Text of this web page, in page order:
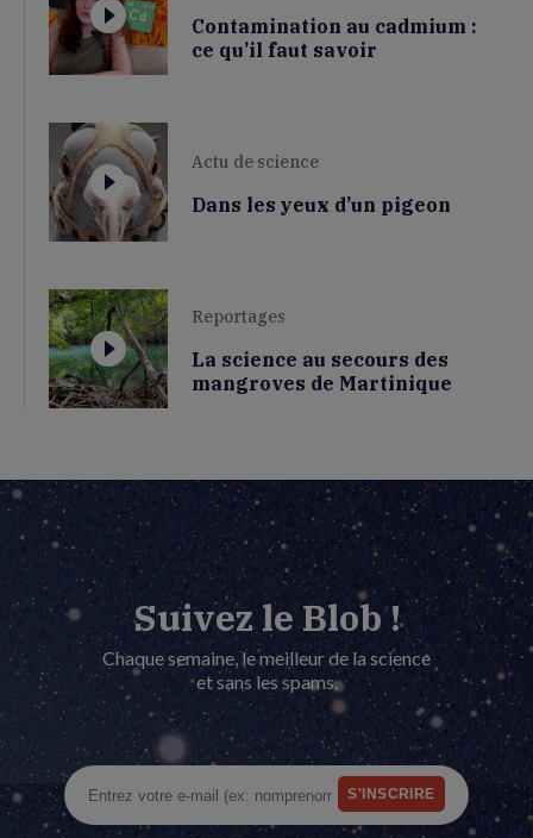
Contamination au cadmium :
ce qu’il faut savoir
Actu de science
Dans les yeux d’un pigeon
Reportages
La science au secours des
mangroves de Martinique
Suivez le Blob !
Chaque semaine, le meilleur de la science
et sans les spams.